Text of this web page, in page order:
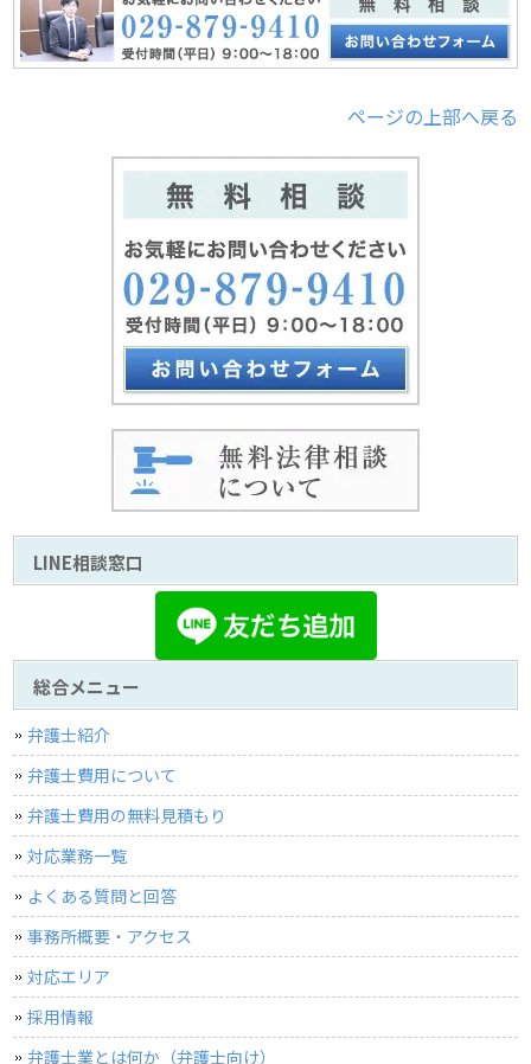
ページの上部へ戻る
LINE相談窓口
総合メニュー
弁護士紹介
弁護士費用について
弁護士費用の無料見積もり
対応業務一覧
よくある質問と回答
事務所概要・アクセス
対応エリア
採用情報
弁護士業とは何か（弁護士向け）